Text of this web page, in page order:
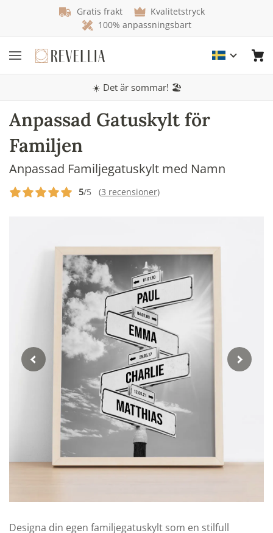
Gratis frakt
Kvalitetstryck
100% anpassningsbart
☀️ Det är sommar! 🏖️
Anpassad Gatuskylt för
Familjen
Anpassad Familjegatuskylt med Namn
5/5 (3 recensioner)
Designa din egen familjegatuskylt som en stilfull